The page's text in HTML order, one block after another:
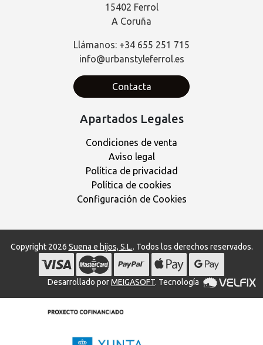
15402 Ferrol
A Coruña
Llámanos: +34 655 251 715
info@urbanstyleferrol.es
Contacta
Apartados Legales
Condiciones de venta
Aviso legal
Política de privacidad
Política de cookies
Configuración de Cookies
Copyright 2026 Suena e hijos, S.L.. Todos los derechos reservados.
Desarrollado porMEIGASOFT. Tecnología